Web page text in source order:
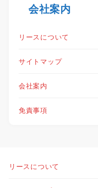
会社案内
リースについて
サイトマップ
会社案内
免責事項
リースについて